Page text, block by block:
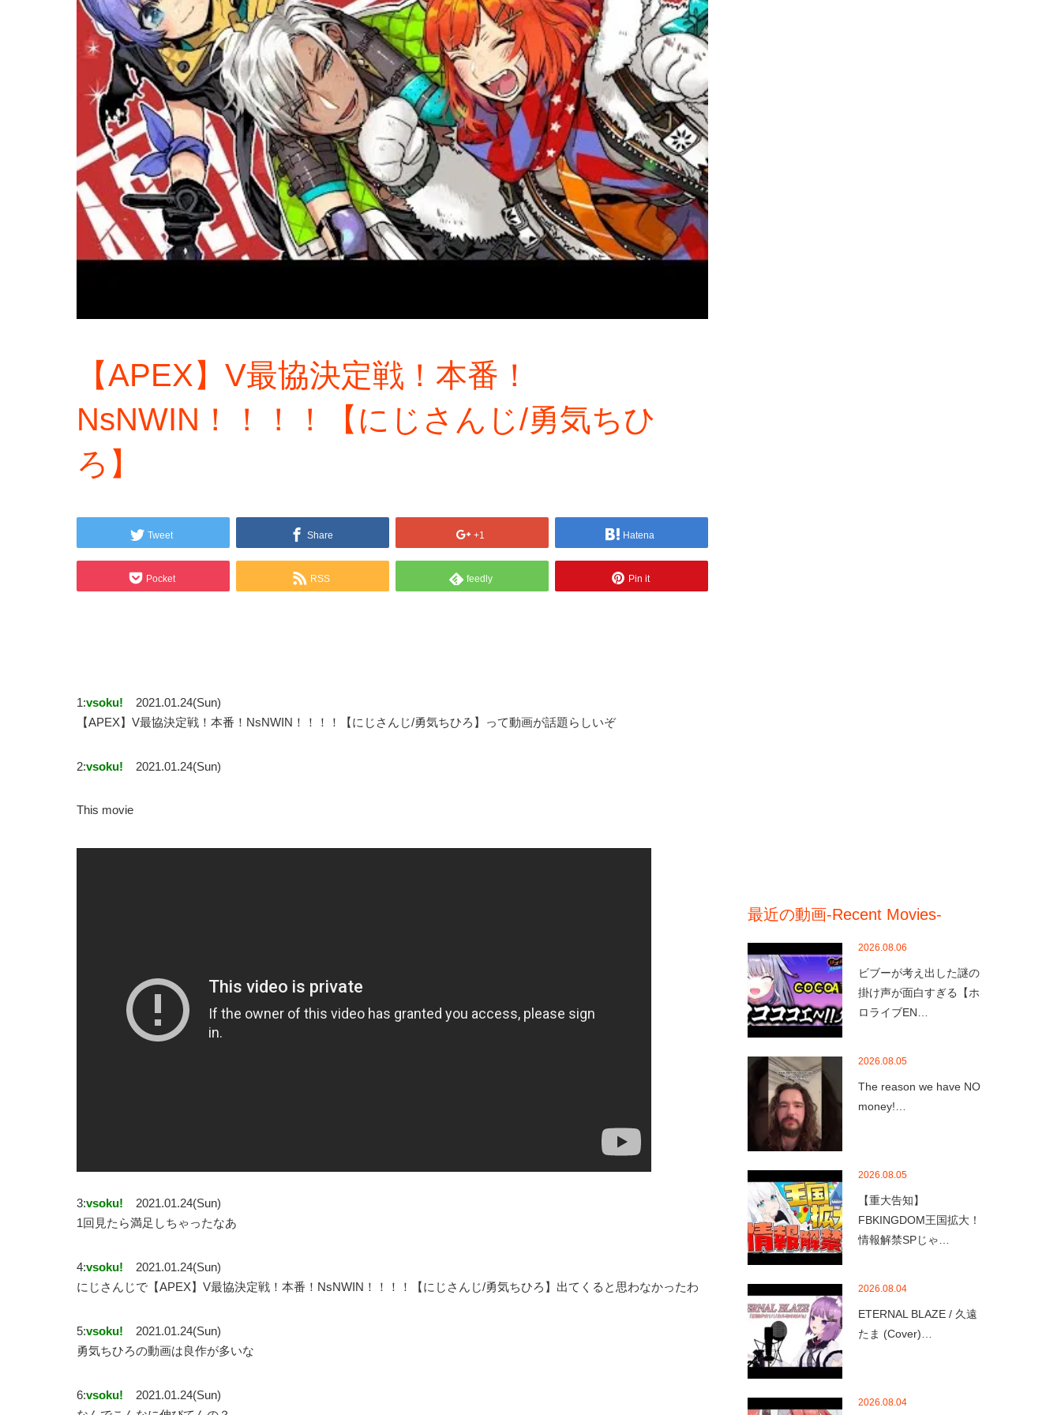
【APEX】V最協決定戦！本番！
NsNWIN！！！！【にじさんじ/勇気ちひ
ろ】
Tweet Share +1 Hatena
Pocket RSS feedly Pin it
1:vsoku!
2021.01.24(Sun)
【APEX】V最協決定戦！本番！NsNWIN！！！！【にじさんじ/勇気ちひろ】って動画が話題らしいぞ
2:vsoku! 2021.01.24(Sun)
This movie
3:vsoku!
2021.01.24(Sun)
1回見たら満足しちゃったなあ
4:vsoku!
2021.01.24(Sun)
にじさんじで【APEX】V最協決定戦！本番！NsNWIN！！！！【にじさんじ/勇気ちひろ】出てくると思わなかったわ
5:vsoku!
2021.01.24(Sun)
勇気ちひろの動画は良作が多いな
6:vsoku!
2021.01.24(Sun)
最近の動画-Recent Movies-
2026.08.06
ビブーが考え出した謎の
掛け声が面白すぎる【ホ
ロライブEN…
2026.08.05
The reason we have NO
money!…
2026.08.05
【重大告知】
FBKINGDOM王国拡大！
情報解禁SPじゃ…
2026.08.04
ETERNAL BLAZE / 久遠
たま (Cover)…
2026.08.04